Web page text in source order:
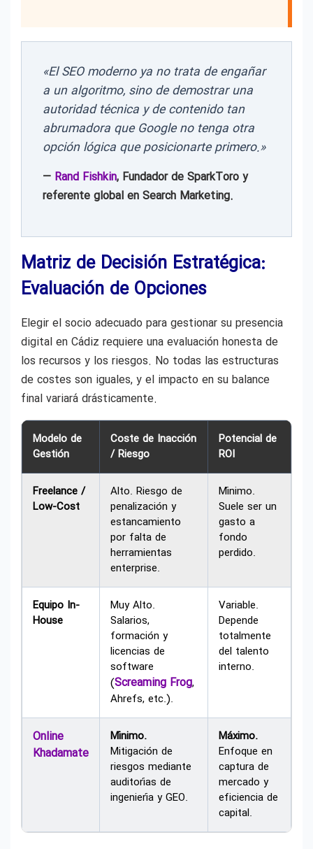
«El SEO moderno ya no trata de engañar
a un algoritmo, sino de demostrar una
autoridad técnica y de contenido tan
abrumadora que Google no tenga otra
opción lógica que posicionarte primero.»
— Rand Fishkin, Fundador de SparkToro y
referente global en Search Marketing.
Matriz de Decisión Estratégica:
Evaluación de Opciones
Elegir el socio adecuado para gestionar su presencia
digital en Cádiz requiere una evaluación honesta de
los recursos y los riesgos. No todas las estructuras
de costes son iguales, y el impacto en su balance
final variará drásticamente.
Modelo de
Gestión
Coste de Inacción
/ Riesgo
Potencial de
ROI
Freelance /
Low-Cost
Alto. Riesgo de
penalización y
estancamiento
por falta de
herramientas
enterprise.
Mínimo.
Suele ser un
gasto a
fondo
perdido.
Equipo In-
House
Muy Alto.
Salarios,
formación y
licencias de
software
(Screaming Frog,
Ahrefs, etc.).
Variable.
Depende
totalmente
del talento
interno.
Online
Khadamate
Mínimo.
Mitigación de
riesgos mediante
auditorías de
ingeniería y GEO.
Máximo.
Enfoque en
captura de
mercado y
eficiencia de
capital.